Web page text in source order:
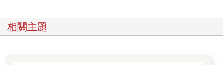
人！」然後，她停頓了一下說：「如果我沒有辦法把他們給殺
了，我希望我可以跟海牙法庭的那位女法官（指阿爾布爾）談一
相關主題